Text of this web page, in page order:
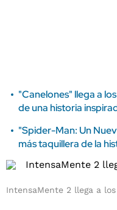
"Canelones" llega a
de una historia
"Spider-Man: Un
más taquillera de la
IntensaMente 2 llega a